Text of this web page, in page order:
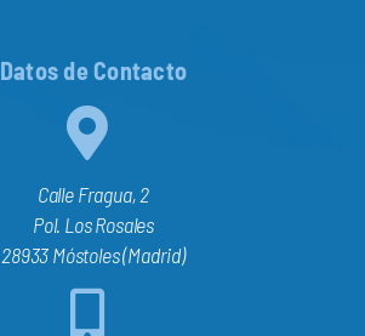
Datos de Contacto
Calle Fragua, 2
Pol. Los Rosales
28933 Móstoles (Madrid)